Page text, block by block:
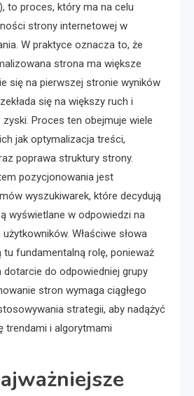
to proces, który ma na celu
strony internetowej w
W praktyce oznacza to, że
strona ma większe
się na pierwszej stronie wyników
się na większy ruch i
Proces ten obejmuje wiele
jak optymalizacja treści,
poprawa struktury strony.
pozycjonowania jest
wyszukiwarek, które decydują
wyświetlane w odpowiedzi na
Właściwe słowa
fundamentalną rolę, ponieważ
do odpowiedniej grupy
stron wymaga ciągłego
strategii, aby nadążyć
trendami i algorytmami